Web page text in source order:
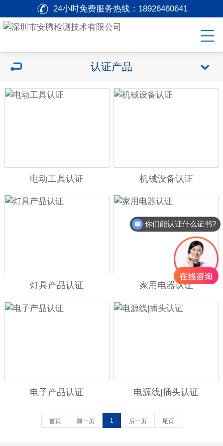
24小时免费服务热线： 18926460641
认证产品
电动工具认证 机械设备认证
灯具产品认证 家用电器认证
电子产品认证 电源线|插头认证
首页 前一页 1 后一页 尾页
你们能认证什么证书?